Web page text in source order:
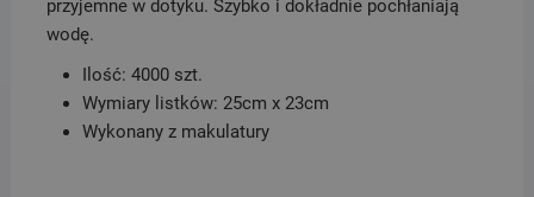
przyjemne w dotyku. Szybko i dokładnie pochłaniają
wodę.
Ilość: 4000 szt.
Wymiary listków: 25cm x 23cm
Wykonany z makulatury